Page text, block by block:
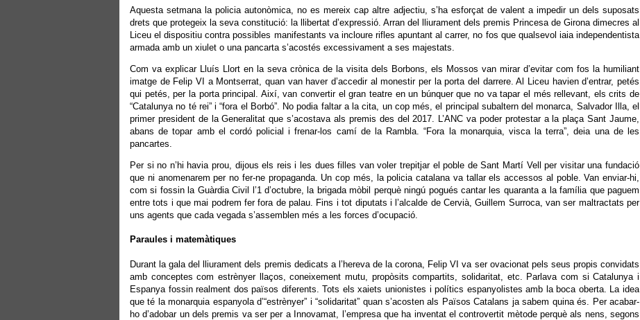
Aquesta setmana la policia autonòmica, no es mereix cap altre adjectiu, s’ha esforçat de valent a impedir un dels suposats
drets que protegeix la seva constitució: la llibertat d’expressió. Arran del lliurament dels premis Princesa de Girona dimecres al
Liceu el dispositiu contra possibles manifestants va incloure rifles apuntant al carrer, no fos que qualsevol iaia independentista
armada amb un xiulet o una pancarta s’acostés excessivament a ses majestats.
Com va explicar Lluís Llort en la seva crònica de la visita dels Borbons, els Mossos van mirar d’evitar com fos la humiliant
imatge de Felip VI a Montserrat, quan van haver d’accedir al monestir per la porta del darrere. Al Liceu havien d’entrar, petés
qui petés, per la porta principal. Així, van convertir el gran teatre en un búnquer que no va tapar el més rellevant, els crits de
“Catalunya no té rei” i “fora el Borbó”. No podia faltar a la cita, un cop més, el principal subaltern del monarca, Salvador Illa, el
primer president de la Generalitat que s’acostava als premis des del 2017. L’ANC va poder protestar a la plaça Sant Jaume,
abans de topar amb el cordó policial i frenar-los camí de la Rambla. “Fora la monarquia, visca la terra”, deia una de les
pancartes.
Per si no n’hi havia prou, dijous els reis i les dues filles van voler trepitjar el poble de Sant Martí Vell per visitar una fundació
que ni anomenarem per no fer-ne propaganda. Un cop més, la policia catalana va tallar els accessos al poble. Van enviar-hi,
com si fossin la Guàrdia Civil l’1 d’octubre, la brigada mòbil perquè ningú pogués cantar les quaranta a la família que paguem
entre tots i que mai podrem fer fora de palau. Fins i tot diputats i l’alcalde de Cervià, Guillem Surroca, van ser maltractats per
uns agents que cada vegada s’assemblen més a les forces d’ocupació.
Paraules i matemàtiques
Durant la gala del lliurament dels premis dedicats a l’hereva de la corona, Felip VI va ser ovacionat pels seus propis convidats
amb conceptes com estrènyer llaços, coneixement mutu, propòsits compartits, solidaritat, etc. Parlava com si Catalunya i
Espanya fossin realment dos països diferents. Tots els xaiets unionistes i polítics espanyolistes amb la boca oberta. La idea
que té la monarquia espanyola d’“estrènyer” i “solidaritat” quan s’acosten als Països Catalans ja sabem quina és. Per acabar-
ho d’adobar un dels premis va ser per a Innovamat, l’empresa que ha inventat el controvertit mètode perquè als nens, segons